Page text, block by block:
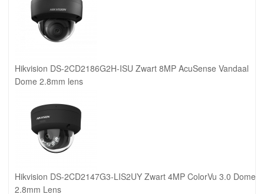
Hikvision DS-2CD2186G2H-ISU Zwart 8MP AcuSense Vandaal
Dome 2.8mm lens
Hikvision DS-2CD2147G3-LIS2UY Zwart 4MP ColorVu 3.0 Dome
2.8mm Lens